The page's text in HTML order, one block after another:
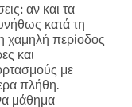
αν και τα
κατά τη
χαμηλή περίοδος
και
με
πλήθη.
μάθημα